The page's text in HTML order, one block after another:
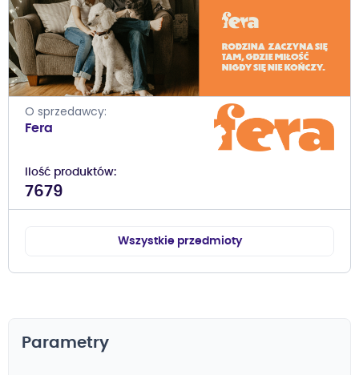
O sprzedawcy
Fera
Ilość produktów
7679
Wszystkie przedmioty
Parametry